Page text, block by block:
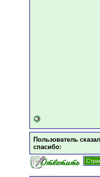
Пользователь сказал
cпасибо: